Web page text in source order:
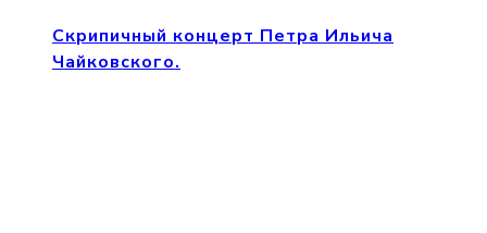
Скрипичный концерт Петра Ильича
Чайковского.